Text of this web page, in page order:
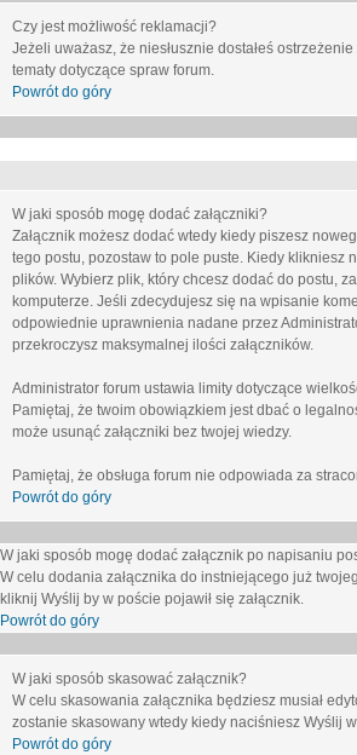
Czy jest możliwość reklamacji?
Jeżeli uważasz, że niesłusznie dostałeś
tematy dotyczące spraw forum.
Powrót do góry
W jaki sposób mogę dodać załączniki?
Załącznik możesz dodać wtedy kiedy piszesz
tego postu, pozostaw to pole puste. Kiedy klikniesz
plików. Wybierz plik, który chcesz dodać do postu,
komputerze. Jeśli zdecydujesz się na wpisanie
odpowiednie uprawnienia nadane przez
przekroczysz maksymalnej ilości załączników.
Administrator forum ustawia limity dotyczące
Pamiętaj, że twoim obowiązkiem jest dbać o
może usunąć załączniki bez twojej wiedzy.
Pamiętaj, że obsługa forum nie odpowiada za
Powrót do góry
W jaki sposób mogę dodać załącznik po napisaniu
W celu dodania załącznika do instniejącego już
kliknij Wyślij by w poście pojawił się załącznik.
Powrót do góry
W jaki sposób skasować załącznik?
W celu skasowania załącznika będziesz musiał
zostanie skasowany wtedy kiedy naciśniesz Wyślij
Powrót do góry